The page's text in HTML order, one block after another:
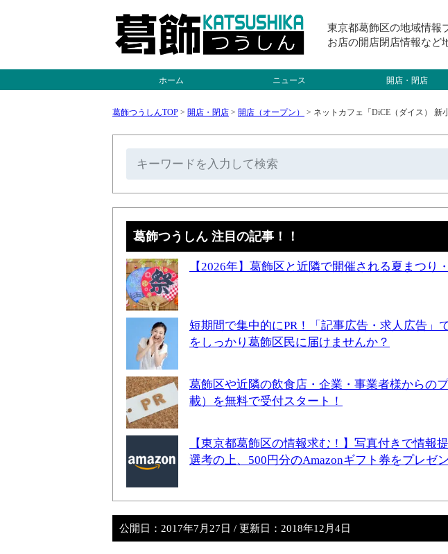
東京都葛飾区の地域情報
お店の開店閉店情報など
ホーム ニュース 開店・閉店
葛飾つうしんTOP > 開店・閉店 > 開店（オープン） > ネットカフェ「DiCE（ダイス） 新
葛飾つうしん 注目の記事！！
【2026年】葛飾区と近隣で開催される夏まつり
短期間で集中的にPR！「記事広告・求人広告」
をしっかり葛飾区民に届けませんか？
葛飾区や近隣の飲食店・企業・事業者様からの
載）を無料で受付スタート！
【東京都葛飾区の情報求む！】写真付きで情報
選考の上、500円分のAmazonギフト券をプレゼ
公開日： 2017年7月27日 / 更新日： 2018年12月4日